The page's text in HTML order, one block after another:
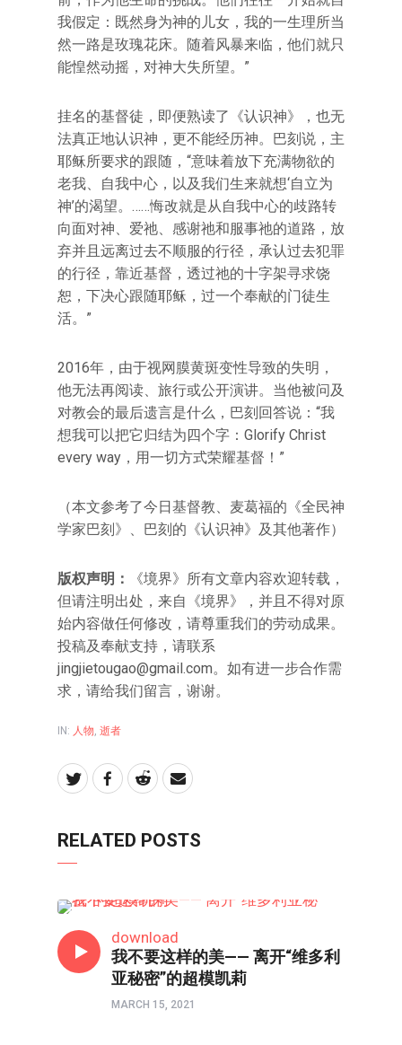
我假定：既然身为神的儿女，我的一生理所当
然一路是玫瑰花床。随着风暴来临，他们就只
能惶然动摇，对神大失所望。”
挂名的基督徒，即便熟读了《认识神》，也无
法真正地认识神，更不能经历神。巴刻说，主
耶稣所要求的跟随，“意味着放下充满物欲的
老我、自我中心，以及我们生来就想‘自立为
神’的渴望。……悔改就是从自我中心的歧路转
向面对神、爱祂、感谢祂和服事祂的道路，放
弃并且远离过去不顺服的行径，承认过去犯罪
的行径，靠近基督，透过祂的十字架寻求饶
恕，下决心跟随耶稣，过一个奉献的门徒生
活。”
2016年，由于视网膜黄斑变性导致的失明，
他无法再阅读、旅行或公开演讲。当他被问及
对教会的最后遗言是什么，巴刻回答说：“我
想我可以把它归结为四个字：Glorify Christ
every way，用一切方式荣耀基督！”
（本文参考了今日基督教、麦葛福的《全民神
学家巴刻》、巴刻的《认识神》及其他著作）
版权声明：
《境界》所有文章内容欢迎转载，
但请注明出处，来自《境界》，并且不得对原
始内容做任何修改，请尊重我们的劳动成果。
投稿及奉献支持，请联系
jingjietougao@gmail.com。如有进一步合作需
求，请给我们留言，谢谢。
IN: 人物, 逝者
RELATED POSTS
download
我不要这样的美—— 离开“维多利
亚秘密”的超模凯莉
MARCH 15, 2021